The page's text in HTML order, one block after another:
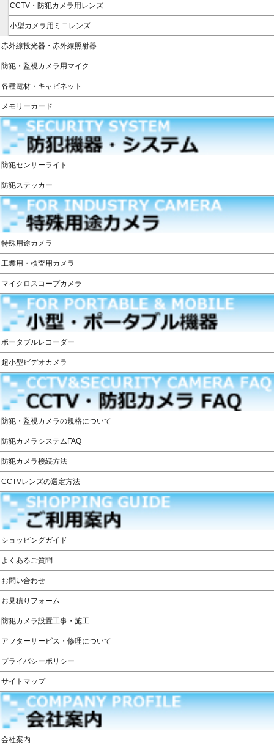
CCTV・防犯カメラ用レンズ
小型カメラ用ミニレンズ
赤外線投光器・赤外線照射器
防犯・監視カメラ用マイク
各種電材・キャビネット
メモリーカード
防犯センサーライト
防犯ステッカー
特殊用途カメラ
工業用・検査用カメラ
マイクロスコープカメラ
ポータブルレコーダー
超小型ビデオカメラ
防犯・監視カメラの規格について
防犯カメラシステムFAQ
防犯カメラ接続方法
CCTVレンズの選定方法
ショッピングガイド
よくあるご質問
お問い合わせ
お見積りフォーム
防犯カメラ設置工事・施工
アフターサービス・修理について
プライバシーポリシー
サイトマップ
会社案内